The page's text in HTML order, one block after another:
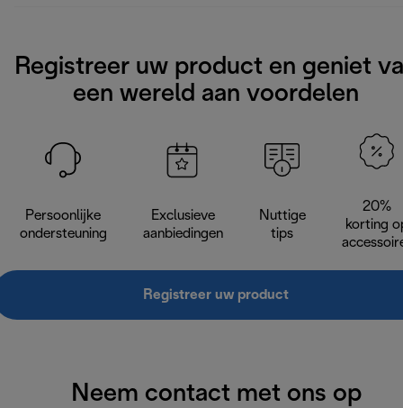
Registreer uw product en geniet
een wereld aan voordelen
Persoonlijke
ondersteuning
Exclusieve
aanbiedingen
Nuttige
tips
20%
korting
Registreer uw product
Neem contact met ons op